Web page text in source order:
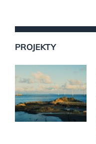
PROJEKTY